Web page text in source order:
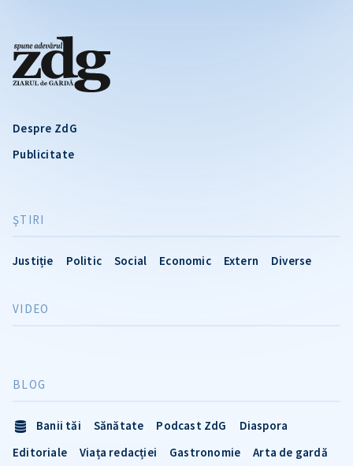
Despre ZdG
Publicitate
ŞTIRI
Justiție Politic Social Economic Extern Diverse
VIDEO
BLOG
Banii tăi Sănătate Podcast ZdG
Diaspora
Editoriale
Viața redacției Gastronomie
Arta de gardă